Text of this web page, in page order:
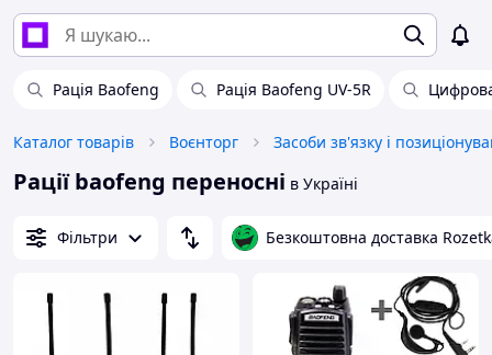
Рація Baofeng Рація Baofeng UV-5R
Каталог товарів Воєнторг Засоби зв'язку і
Рації baofeng переносні в Україні
Фільтри Безкоштовна доставка